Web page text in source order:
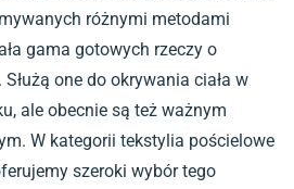
różnymi metodami
gama gotowych rzeczy o
one do okrywania ciała w
ale obecnie są też ważnym
W kategorii tekstylia pościelowe
szeroki wybór tego